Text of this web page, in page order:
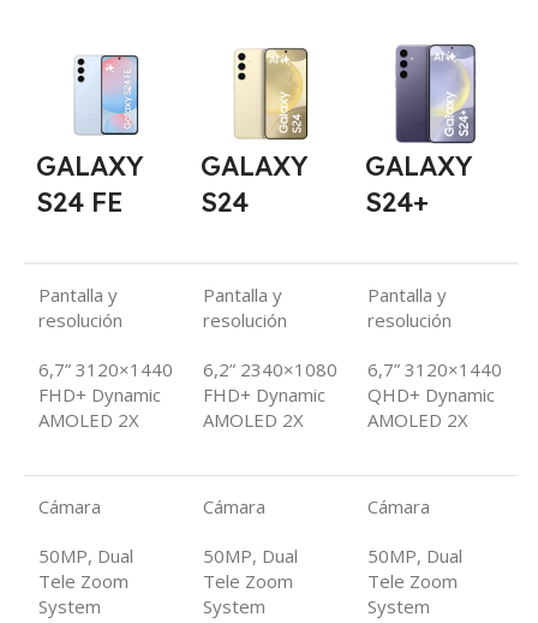
GALAXY
S24 FE
GALAXY
S24
GALAXY
S24+
Pantalla y
resolución
6,7” 3120×1440
FHD+ Dynamic
AMOLED 2X
Pantalla y
resolución
6,2” 2340×1080
FHD+ Dynamic
AMOLED 2X
Pantalla y
resolución
6,7” 3120×1440
QHD+ Dynamic
AMOLED 2X
Cámara
50MP, Dual
Tele Zoom
System
Cámara
50MP, Dual
Tele Zoom
System
Cámara
50MP, Dual
Tele Zoom
System